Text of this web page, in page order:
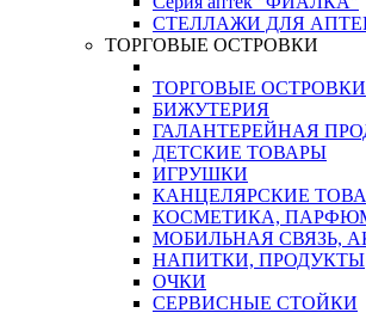
СТЕЛЛАЖИ ДЛЯ
ТОРГОВЫЕ ОСТРОВКИ
ТОРГОВЫЕ ОСТРОВКИ
БИЖУТЕРИЯ
ГАЛАНТЕРЕЙНАЯ
ДЕТСКИЕ ТОВАРЫ
ИГРУШКИ
КАНЦЕЛЯРСКИЕ
КОСМЕТИКА,
МОБИЛЬНАЯ СВЯЗЬ,
НАПИТКИ, ПРОДУКТЫ
ОЧКИ
СЕРВИСНЫЕ СТОЙКИ